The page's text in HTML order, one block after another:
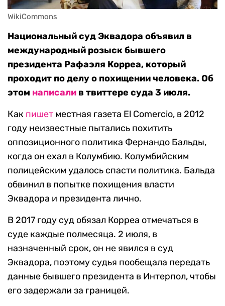
WikiCommons
Национальный суд Эквадора объявил в
международный розыск бывшего
президента Рафаэля Корреа, который
проходит по делу о похищении человека. Об
этом написали в твиттере суда 3 июля.
Как пишет местная газета El Comercio, в 2012
году неизвестные пытались похитить
оппозиционного политика Фернандо Бальды,
когда он ехал в Колумбию. Колумбийским
полицейским удалось спасти политика. Бальда
обвинил в попытке похищения власти
Эквадора и президента лично.
В 2017 году суд обязал Корреа отмечаться в
суде каждые полмесяца. 2 июля, в
назначенный срок, он не явился в суд
Эквадора, поэтому судья пообещала передать
данные бывшего президента в Интерпол, чтобы
его задержали за границей.